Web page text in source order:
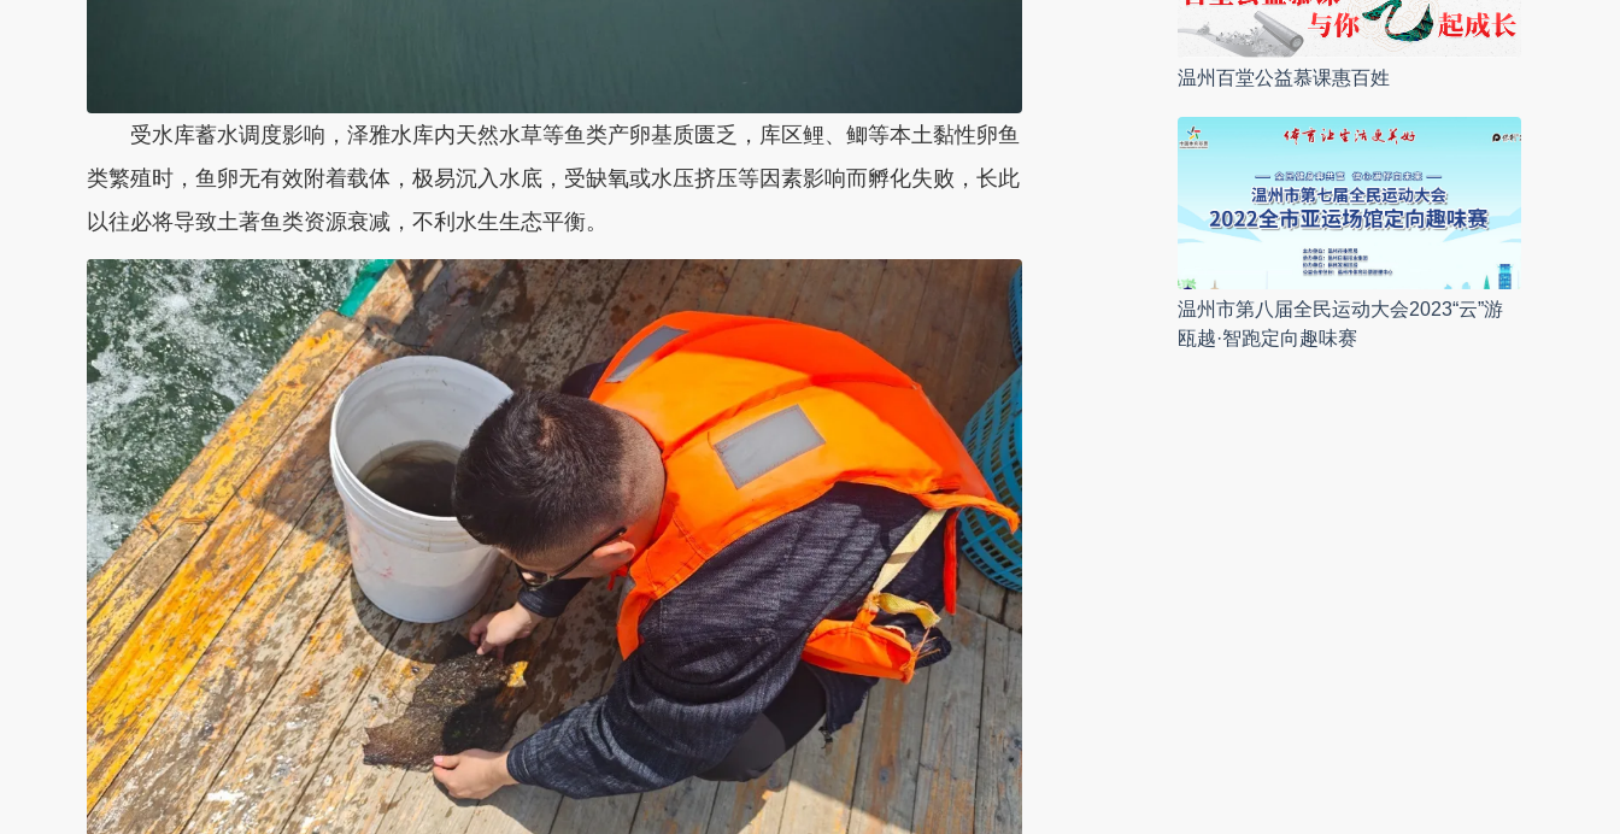
受水库蓄水调度影响，泽雅水库内天然水草等鱼类产卵基质匮乏，库区鲤、鲫等本土黏性卵鱼
类繁殖时，鱼卵无有效附着载体，极易沉入水底，受缺氧或水压挤压等因素影响而孵化失败，长此
以往必将导致土著鱼类资源衰减，不利水生生态平衡。
温州百堂公益慕课惠百姓
温州市第八届全民运动大会2023“云”游
瓯越·智跑定向趣味赛